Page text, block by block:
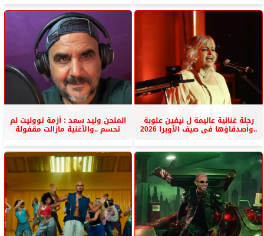
رحلة غنائية عاليمة ل نيفين علوبة
..وأصدقاؤها فى صيف الأوبرا 2026
الملحن وليد سعد : أزمة تووليت لم
تحسم ..والأغنية مازالت مقفولة